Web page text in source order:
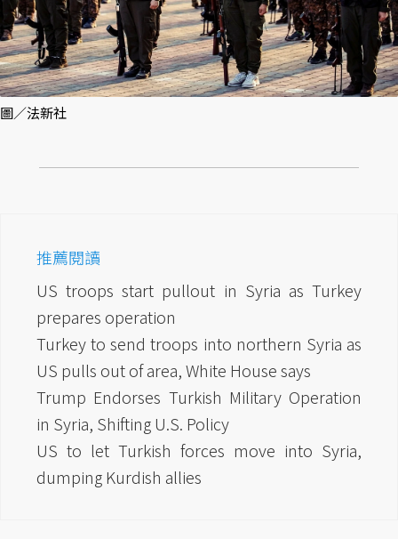
圖／法新社
推薦閱讀
US troops start pullout in Syria as Turkey
prepares operation
Turkey to send troops into northern Syria as
US pulls out of area, White House says
Trump Endorses Turkish Military Operation
in Syria, Shifting U.S. Policy
US to let Turkish forces move into Syria,
dumping Kurdish allies